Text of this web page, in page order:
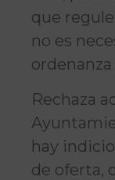
que
no es
ordenanza
Rechaza
hay
de oferta,